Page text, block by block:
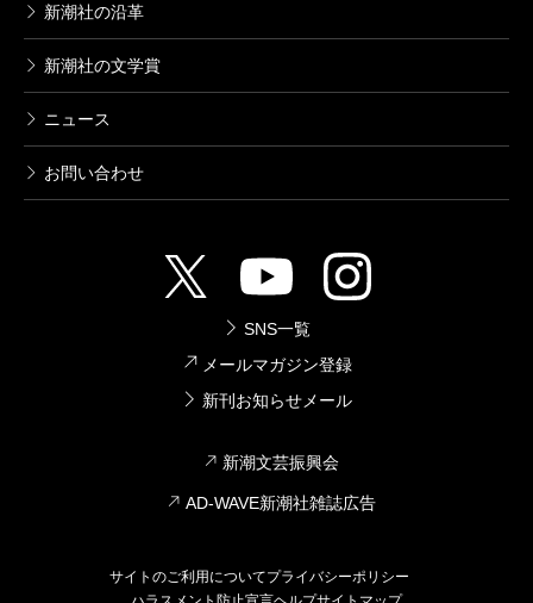
新潮社の沿革
新潮社の文学賞
ニュース
お問い合わせ
SNS一覧
メールマガジン登録
新刊お知らせメール
新潮文芸振興会
AD-WAVE新潮社雑誌広告
サイトのご利用についてプライバシーポリシー